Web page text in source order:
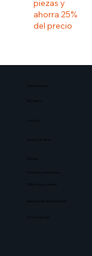
piezas y
ahorra 25%
del precio
Sobre Nosotros​
Contacto
Servicio al cliente
Politica de privacidad